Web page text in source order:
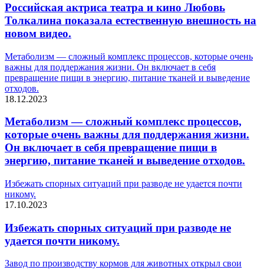
Российская актриса театра и кино Любовь
Толкалина показала естественную внешность на
новом видео.
Метаболизм — сложный комплекс процессов, которые очень
важны для поддержания жизни. Он включает в себя
превращение пищи в энергию, питание тканей и выведение
отходов.
18.12.2023
Метаболизм — сложный комплекс процессов,
которые очень важны для поддержания жизни.
Он включает в себя превращение пищи в
энергию, питание тканей и выведение отходов.
Избежать спорных ситуаций при разводе не удается почти
никому.
17.10.2023
Избежать спорных ситуаций при разводе не
удается почти никому.
Завод по производству кормов для животных открыл свои